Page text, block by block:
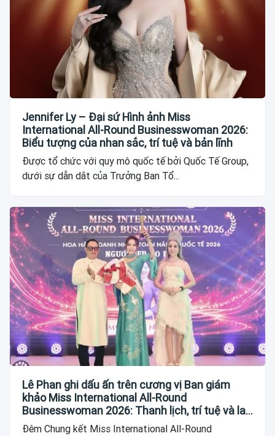
Jennifer Ly – Đại sứ Hình ảnh Miss
International All-Round Businesswoman 2026:
Biểu tượng của nhan sắc, trí tuệ và bản lĩnh
Được tổ chức với quy mô quốc tế bởi Quốc Tế Group,
dưới sự dẫn dắt của Trưởng Ban Tổ...
Lê Phan ghi dấu ấn trên cương vị Ban giám
khảo Miss International All-Round
Businesswoman 2026: Thanh lịch, trí tuệ và lan
tỏa giá trị của người phụ nữ hiện đại
Đêm Chung kết Miss International All-Round